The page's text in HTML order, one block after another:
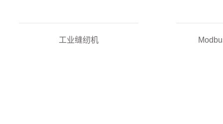
工业缝纫机